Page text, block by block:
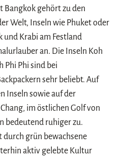
Bangkok gehört zu den
Welt, Inseln wie Phuket oder
und Krabi am Festland
an. Die Inseln Koh
Phi Phi sind bei
sehr beliebt. Auf
Inseln sowie auf der
im östlichen Golf von
bedeutend ruhiger zu.
grün bewachsene
aktiv gelebte Kultur